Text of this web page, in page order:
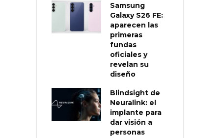
Samsung
Galaxy S26 FE:
aparecen las
primeras
fundas
oficiales y
revelan su
diseño
Blindsight de
Neuralink: el
implante para
dar visión a
personas